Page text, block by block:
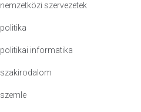
nemzetközi szervezetek
politika
politikai informatika
szakirodalom
szemle